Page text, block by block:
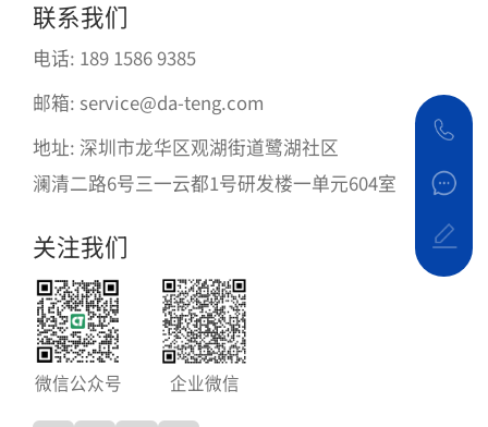
联系我们
电话: 189 1586 9385
邮箱: service@da-teng.com
地址: 深圳市龙华区观湖街道鹭湖社区
澜清二路6号三一云都1号研发楼一单元604室
关注我们
微信公众号 企业微信